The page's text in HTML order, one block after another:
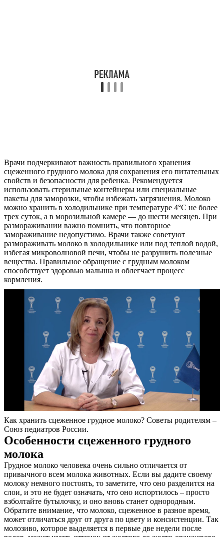
Врачи подчеркивают важность правильного хранения
сцеженного грудного молока для сохранения его питательных
свойств и безопасности для ребенка. Рекомендуется
использовать стерильные контейнеры или специальные
пакеты для заморозки, чтобы избежать загрязнения. Молоко
можно хранить в холодильнике при температуре 4°C не более
трех суток, а в морозильной камере — до шести месяцев. При
размораживании важно помнить, что повторное
замораживание недопустимо. Врачи также советуют
размораживать молоко в холодильнике или под теплой водой,
избегая микроволновой печи, чтобы не разрушить полезные
вещества. Правильное обращение с грудным молоком
способствует здоровью малыша и облегчает процесс
кормления.
Как хранить сцеженное грудное молоко? Советы родителям –
Союз педиатров России.
Особенности сцеженного грудного
молока
Грудное молоко человека очень сильно отличается от
привычного всем молока животных. Если вы дадите своему
молоку немного постоять, то заметите, что оно разделится на
слои, и это не будет означать, что оно испортилось – просто
взболтайте бутылочку, и оно вновь станет однородным.
Обратите внимание, что молоко, сцеженное в разное время,
может отличаться друг от друга по цвету и консистенции. Так
молозиво, которое выделяется в первые две недели после